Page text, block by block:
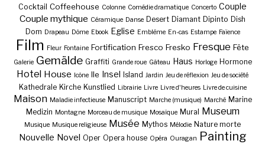
Cocktail Coffeehouse Colonne Comédie dramatique Concerto Couple
Couple mythique Céramique Danse Desert Diamant Dipinto Dish
Dom Drapeau Dôme Ebook Eglise Emblème En-cas Estampe Faïence
Film Fleur Fontaine Fortification Fresco Fresko Fresque Fête
Galerie Gemälde Graffiti Grande roue Gâteau Haus Horloge Hormone
Hotel House Icône Ile Insel Island Jardin Jeu de réflexion Jeu de société
Kathedrale Kirche Kunstlied Librairie Livre Livre d'heures Livre de cuisine
Maison Maladie infectieuse Manuscript Marche (musique) Marché Marine
Medizin Montagne Morceau de musique Mosaïque Mural Museum
Musique Musique religieuse Musée Mythos Mélodie Nature morte
Nouvelle Novel Oper Opera house Opéra Ouragan Painting